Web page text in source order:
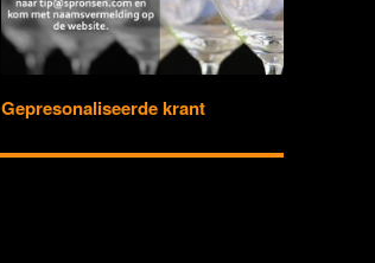
Gepresonaliseerde krant